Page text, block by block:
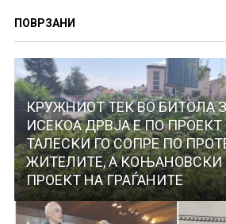
ПОВРЗАНИ
КРУЖНИОТ ТЕК ВО БИТОЛА
ИСЕКОА ДРВЈА Е ПО
ТАЛЕСКИ ГО СОПРЕ ПО
ЖИТЕЛИТЕ, А КОЊАНОВСКИ
ПРОЕКТ НА ГРАЃАНИТЕ